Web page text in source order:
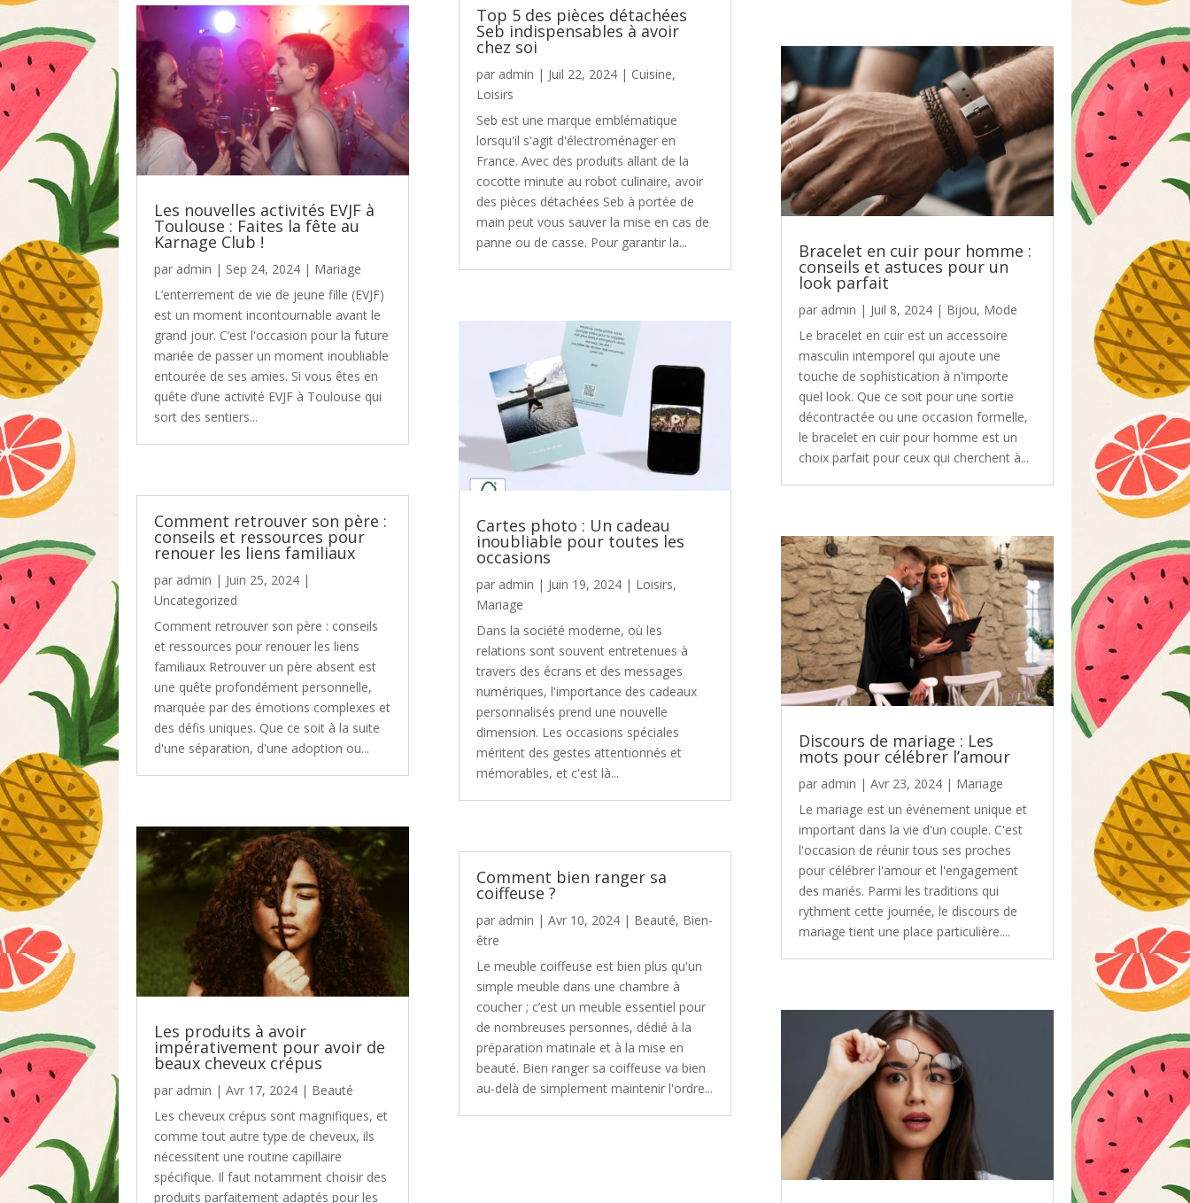
Les nouvelles activités EVJF à
Toulouse : Faites la fête au
Karnage Club !
par admin | Sep 24, 2024 | Mariage
L’enterrement de vie de jeune fille (EVJF)
est un moment incontournable avant le
grand jour. C’est l'occasion pour la future
mariée de passer un moment inoubliable
entourée de ses amies. Si vous êtes en
quête d’une activité EVJF à Toulouse qui
sort des sentiers...
Comment retrouver son père :
conseils et ressources pour
renouer les liens familiaux
par admin | Juin 25, 2024 |
Uncategorized
Comment retrouver son père : conseils
et ressources pour renouer les liens
familiaux Retrouver un père absent est
une quête profondément personnelle,
marquée par des émotions complexes et
des défis uniques. Que ce soit à la suite
d'une séparation, d'une adoption ou...
Les produits à avoir
impérativement pour avoir de
beaux cheveux crépus
par admin |Avr 17, 2024 | Beauté
Les cheveux crépus sont magnifiques, et
comme tout autre type de cheveux, ils
nécessitent une routine capillaire
spécifique. Il faut notamment choisir des
produits parfaitement adaptés pour les
Top 5 des pièces détachées
Seb indispensables à avoir
chez soi
par admin | Juil 22, 2024 | Cuisine,
Loisirs
Seb est une marque emblématique
lorsqu'il s'agit d'électroménager en
France. Avec des produits allant de la
cocotte minute au robot culinaire, avoir
des pièces détachées Seb à portée de
main peut vous sauver la mise en cas de
panne ou de casse. Pour garantir la...
Cartes photo : Un cadeau
inoubliable pour toutes les
occasions
par admin | Juin 19, 2024 | Loisirs,
Mariage
Dans la société moderne, où les
relations sont souvent entretenues à
travers des écrans et des messages
numériques, l'importance des cadeaux
personnalisés prend une nouvelle
dimension. Les occasions spéciales
méritent des gestes attentionnés et
mémorables, et c'est là...
Comment bien ranger sa
coiffeuse ?
par admin |Avr 10, 2024 | Beauté, Bien-
être
Le meuble coiffeuse est bien plus qu'un
simple meuble dans une chambre à
coucher ; c’est un meuble essentiel pour
de nombreuses personnes, dédié à la
préparation matinale et à la mise en
beauté. Bien ranger sa coiffeuse va bien
au-delà de simplement maintenir l'ordre...
Bracelet en cuir pour homme :
conseils et astuces pour un
look parfait
par admin | Juil 8, 2024 | Bijou, Mode
Le bracelet en cuir est un accessoire
masculin intemporel qui ajoute une
touche de sophistication à n'importe
quel look. Que ce soit pour une sortie
décontractée ou une occasion formelle,
le bracelet en cuir pour homme est un
choix parfait pour ceux qui cherchent à...
Discours de mariage : Les
mots pour célébrer l’amour
par admin |Avr 23, 2024 | Mariage
Le mariage est un événement unique et
important dans la vie d'un couple. C'est
l'occasion de réunir tous ses proches
pour célébrer l'amour et l'engagement
des mariés. Parmi les traditions qui
rythment cette journée, le discours de
mariage tient une place particulière....